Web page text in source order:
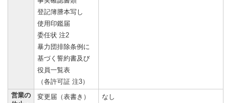
登記簿謄本写し
使用印鑑届
委任状 注2
暴力団排除条例に
基づく誓約書及び
役員一覧表
（各許可証 注3）
営業の
変更届（表書き） なし